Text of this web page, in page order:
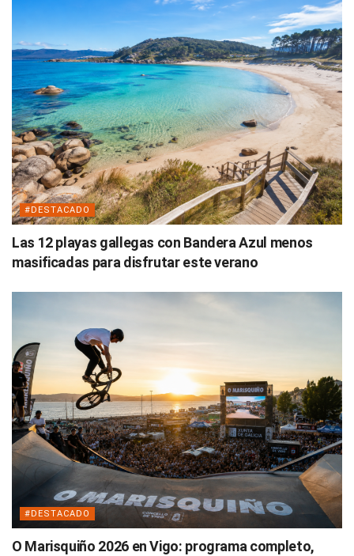
#DESTACADO
Las 12 playas gallegas con Bandera Azul menos
masificadas para disfrutar este verano
#DESTACADO
O Marisquiño 2026 en Vigo: programa completo,